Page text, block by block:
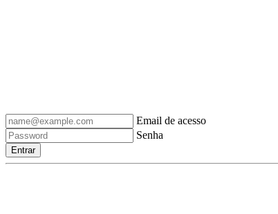
Email de acesso
Senha
Entrar